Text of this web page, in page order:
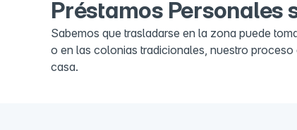
Préstamos Personales
Sabemos que trasladarse en la zona puede
o en las colonias tradicionales, nuestro
casa.